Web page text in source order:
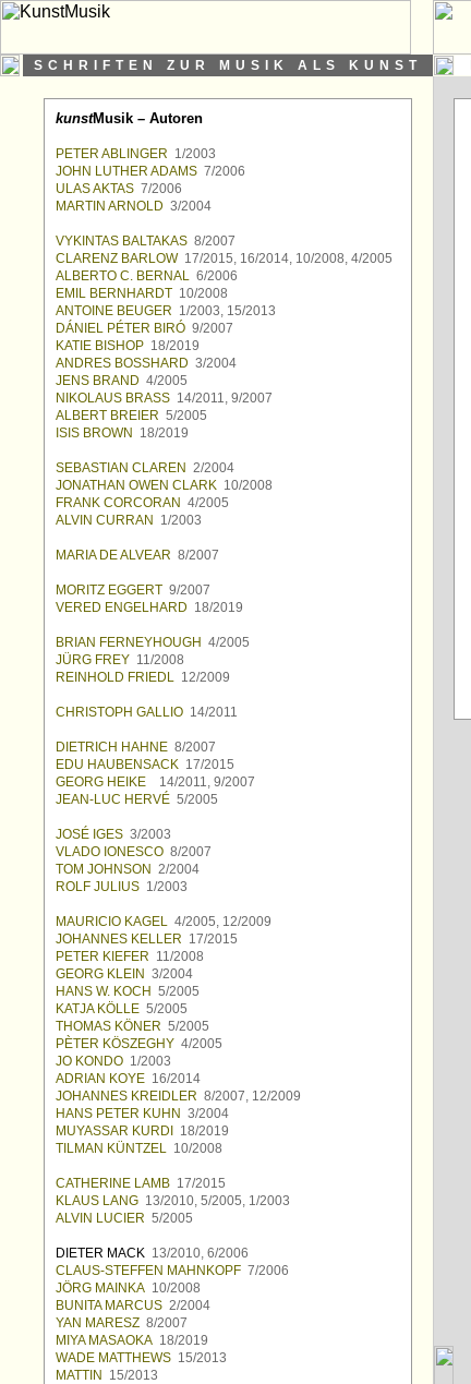
SCHRIFTEN ZUR MUSIK ALS KUNST
kunstMusik – Autoren
PETER ABLINGER 1/2003
JOHN LUTHER ADAMS 7/2006
ULAS AKTAS 7/2006
MARTIN ARNOLD 3/2004
VYKINTAS BALTAKAS 8/2007
CLARENZ BARLOW 17/2015, 16/2014, 10/2008, 4/2005
ALBERTO C. BERNAL 6/2006
EMIL BERNHARDT 10/2008
ANTOINE BEUGER 1/2003, 15/2013
DÁNIEL PÉTER BIRÓ 9/2007
KATIE BISHOP 18/2019
ANDRES BOSSHARD 3/2004
JENS BRAND 4/2005
NIKOLAUS BRASS 14/2011, 9/2007
ALBERT BREIER 5/2005
ISIS BROWN
18/2019
SEBASTIAN CLAREN 2/2004
JONATHAN OWEN CLARK 10/2008
FRANK CORCORAN 4/2005
ALVIN CURRAN
1/2003
MARIA DE ALVEAR 8/2007
MORITZ EGGERT 9/2007
VERED ENGELHARD 18/2019
BRIAN FERNEYHOUGH 4/2005
JÜRG FREY 11/2008
REINHOLD FRIEDL 12/2009
CHRISTOPH GALLIO 14/2011
DIETRICH HAHNE 8/2007
EDU HAUBENSACK 17/2015
GEORG HEIKE
14/2011, 9/2007
JEAN-LUC HERVÉ 5/2005
JOSÉ IGES 3/2003
VLADO IONESCO 8/2007
TOM JOHNSON 2/2004
ROLF JULIUS 1/2003
MAURICIO KAGEL 4/2005, 12/2009
JOHANNES KELLER 17/2015
PETER KIEFER 11/2008
GEORG KLEIN 3/2004
HANS W. KOCH 5/2005
KATJA KÖLLE 5/2005
THOMAS KÖNER 5/2005
PÈTER KÖSZEGHY 4/2005
JO KONDO 1/2003
ADRIAN KOYE 16/2014
JOHANNES KREIDLER 8/2007, 12/2009
HANS PETER KUHN 3/2004
MUYASSAR KURDI
18/2019
TILMAN KÜNTZEL 10/2008
CATHERINE LAMB 17/2015
KLAUS LANG 13/2010, 5/2005, 1/2003
ALVIN LUCIER 5/2005
DIETER MACK 13/2010, 6/2006
CLAUS-STEFFEN MAHNKOPF 7/2006
JÖRG MAINKA 10/2008
BUNITA MARCUS 2/2004
YAN MARESZ 8/2007
MIYA MASAOKA 18/2019
WADE MATTHEWS 15/2013
MATTIN
15/2013